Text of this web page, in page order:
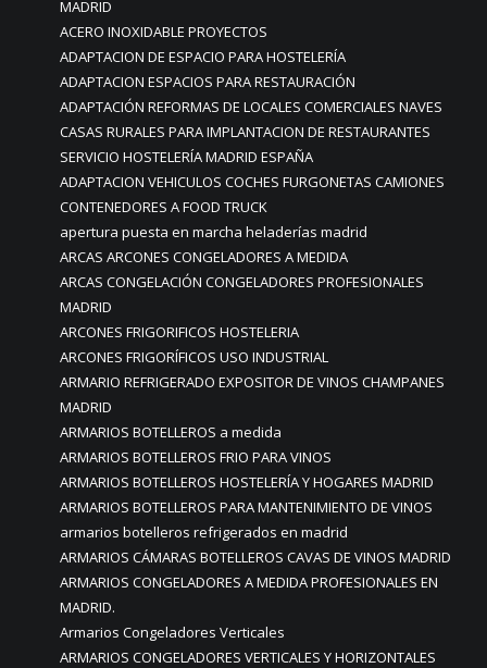
MADRID
ACERO INOXIDABLE PROYECTOS
ADAPTACION DE ESPACIO PARA HOSTELERÍA
ADAPTACION ESPACIOS PARA RESTAURACIÓN
ADAPTACIÓN REFORMAS DE LOCALES COMERCIALES NAVES
CASAS RURALES PARA IMPLANTACION DE RESTAURANTES
SERVICIO HOSTELERÍA MADRID ESPAÑA
ADAPTACION VEHICULOS COCHES FURGONETAS CAMIONES
CONTENEDORES A FOOD TRUCK
apertura puesta en marcha heladerías madrid
ARCAS ARCONES CONGELADORES A MEDIDA
ARCAS CONGELACIÓN CONGELADORES PROFESIONALES
MADRID
ARCONES FRIGORIFICOS HOSTELERIA
ARCONES FRIGORÍFICOS USO INDUSTRIAL
ARMARIO REFRIGERADO EXPOSITOR DE VINOS CHAMPANES
MADRID
ARMARIOS BOTELLEROS a medida
ARMARIOS BOTELLEROS FRIO PARA VINOS
ARMARIOS BOTELLEROS HOSTELERÍA Y HOGARES MADRID
ARMARIOS BOTELLEROS PARA MANTENIMIENTO DE VINOS
armarios botelleros refrigerados en madrid
ARMARIOS CÁMARAS BOTELLEROS CAVAS DE VINOS MADRID
ARMARIOS CONGELADORES A MEDIDA PROFESIONALES EN
MADRID.
Armarios Congeladores Verticales
ARMARIOS CONGELADORES VERTICALES Y HORIZONTALES